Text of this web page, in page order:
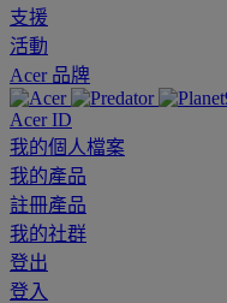
支援
活動
Acer 品牌
Acer ID
我的個人檔案
我的產品
註冊產品
我的社群
登出
登入